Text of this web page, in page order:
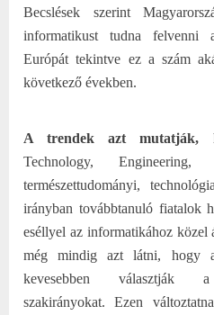
Becslések szerint
informatikust tudna felvenni
Európát tekintve ez a szám
következő években.
A trendek azt mutatják,
Technology,
természettudományi,
irányban továbbtanuló fiatalok
eséllyel az informatikához közel
még mindig azt látni, hogy
kevesebben választják a
szakirányokat. Ezen